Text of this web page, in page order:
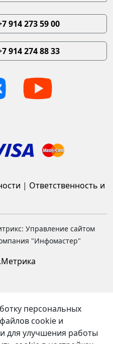
914 273 59 00
914 274 88 33
| Ответственность и
Управление сайтом
"Инфомастер"
персональных
cookie и
для улучшения работы